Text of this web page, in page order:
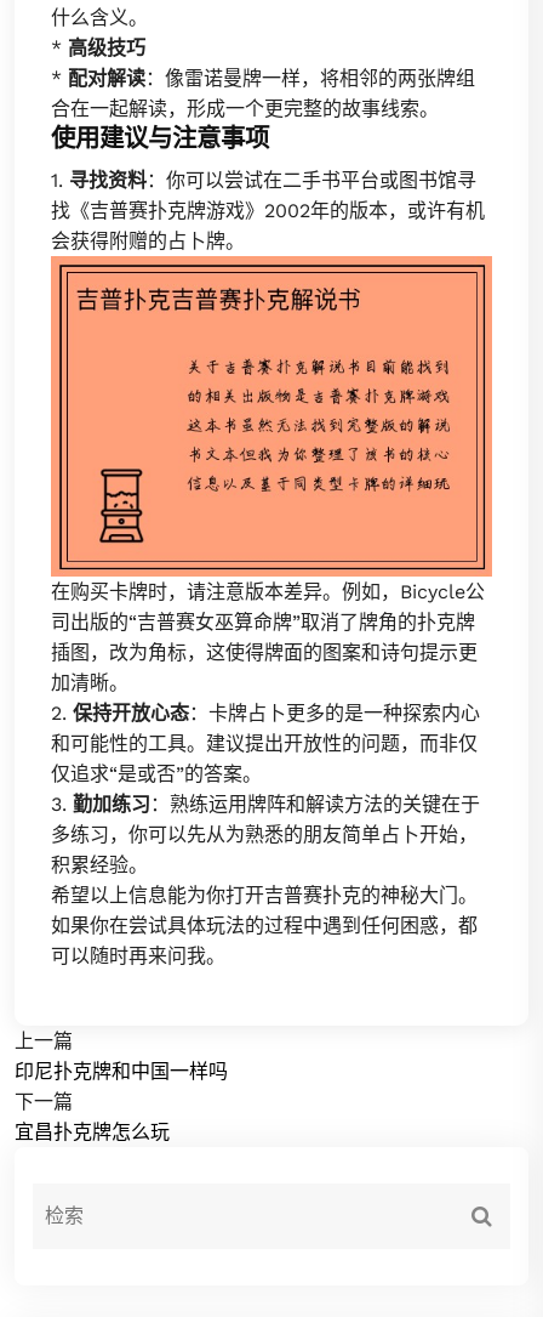
什么含义。
* 高级技巧
* 配对解读：像雷诺曼牌一样，将相邻的两张牌组
合在一起解读，形成一个更完整的故事线索。
使用建议与注意事项
1. 寻找资料：你可以尝试在二手书平台或图书馆寻
找《吉普赛扑克牌游戏》2002年的版本，或许有机
会获得附赠的占卜牌。
在购买卡牌时，请注意版本差异。例如，Bicycle公
司出版的“吉普赛女巫算命牌”取消了牌角的扑克牌
插图，改为角标，这使得牌面的图案和诗句提示更
加清晰。
2. 保持开放心态：卡牌占卜更多的是一种探索内心
和可能性的工具。建议提出开放性的问题，而非仅
仅追求“是或否”的答案。
3. 勤加练习 ：熟练运用牌阵和解读方法的关键在于
多练习，你可以先从为熟悉的朋友简单占卜开始，
积累经验。
希望以上信息能为你打开吉普赛扑克的神秘大门。
如果你在尝试具体玩法的过程中遇到任何困惑，都
可以随时再来问我。
上一篇
印尼扑克牌和中国一样吗
下一篇
宜昌扑克牌怎么玩